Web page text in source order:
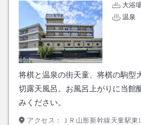
大浴
温泉
将棋と温泉の街天童、将棋の駒型
切露天風呂。お風呂上がりに当館
みください。
アクセス：
ＪＲ山形新幹線天童駅